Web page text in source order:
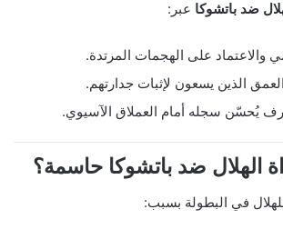
ضد باتشوكا عبر:
والاعتماد على الهجمات المرتدة.
الذين يسعون لإثبات جدارتهم.
يُحسّن سجله أمام العملاق الآسيوي.
الهلال ضد باتشوكا حاسمة؟
في البطولة بسبب: